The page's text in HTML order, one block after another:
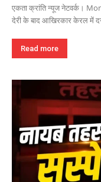
एकता क्रांति न्यूज नेटवर्क।
देरी के बाद आखिरकार केरल में
Read more